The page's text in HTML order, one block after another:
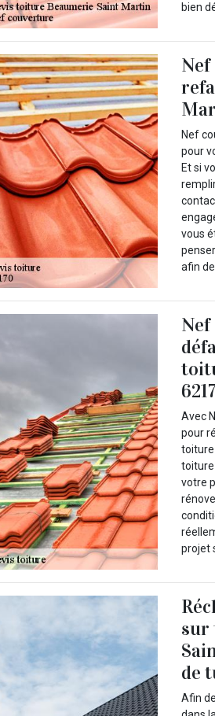
bien
Nef
pour
Et si
vous
afin
Avec
pour
toiture
toiture
votre
projet
sur
de
Afin